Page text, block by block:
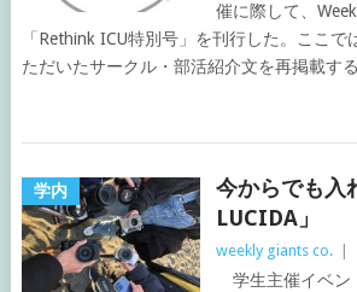
催に際して、
「Rethink ICU特別号」を刊行した。ここ
ただいたサークル・部活紹介文を再掲載す
学内
今からでも入
LUCIDA」
weekly giants co.
学生主催イベン